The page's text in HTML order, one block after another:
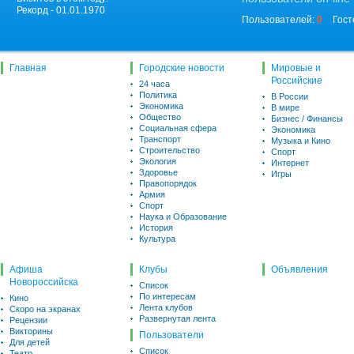
Рекорд - 01.01.1970
Пользователей: 0
Главная Городские новости
24 часа
Политика
Экономика
Общество
Социальная сфера
Транспорт
Строительство
Экология
Здоровье
Правопорядок
Армия
Спорт
Наука и Образование
История
Культура
Мировые и
Российские
В России
В мире
Бизнес / Финансы
Экономика
Музыка и Кино
Спорт
Интернет
Игры
Афиша
Новороссийска
Кино
Скоро на экранах
Рецензии
Викторины
Для детей
Клубы
Список
По интересам
Лента клубов
Развернутая лента
Пользователи
Список
Объявления